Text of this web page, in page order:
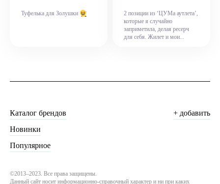
Туфелька для Золушки
2 позиции из ‘ЦУМа аутлета’,
которые я случайно
заприметила, делая ресерч
для себя. Жилет и мои...
Каталог брендов
Новинки
Популярное
+ добавить
©2013–2023. Все права защищены.
Данный сайт носит информационно-справочный характер и ни при каких